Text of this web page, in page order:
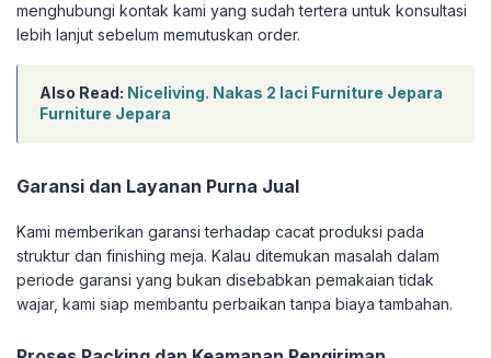
menghubungi kontak kami yang sudah tertera untuk konsultasi
lebih lanjut sebelum memutuskan order.
Also Read: Niceliving. Nakas 2 laci Furniture Jepara
Furniture Jepara
Garansi dan Layanan Purna Jual
Kami memberikan garansi terhadap cacat produksi pada
struktur dan finishing meja. Kalau ditemukan masalah dalam
periode garansi yang bukan disebabkan pemakaian tidak
wajar, kami siap membantu perbaikan tanpa biaya tambahan.